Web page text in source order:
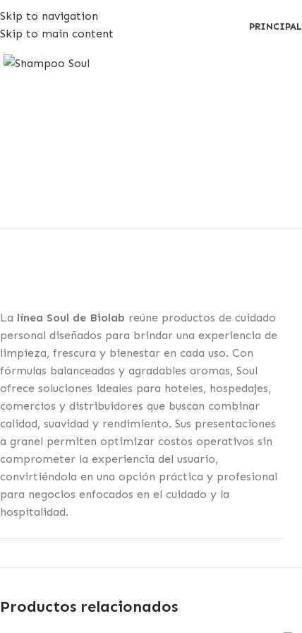
Skip to navigation
Skip to main content
PRINCIPAL
La línea Soul de Biolab reúne productos de cuidado
personal diseñados para brindar una experiencia de
limpieza, frescura y bienestar en cada uso. Con
fórmulas balanceadas y agradables aromas, Soul
ofrece soluciones ideales para hoteles, hospedajes,
comercios y distribuidores que buscan combinar
calidad, suavidad y rendimiento. Sus presentaciones
a granel permiten optimizar costos operativos sin
comprometer la experiencia del usuario,
convirtiéndola en una opción práctica y profesional
para negocios enfocados en el cuidado y la
hospitalidad.
Productos relacionados